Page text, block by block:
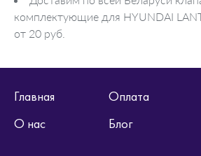
комплектующие для HYUNDAI
от 20 руб.
Главная Оплата
О нас
Блог